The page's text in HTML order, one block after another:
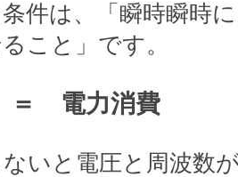
件は、「瞬時瞬時
こと」です。
電力消費
いと電圧と周波数